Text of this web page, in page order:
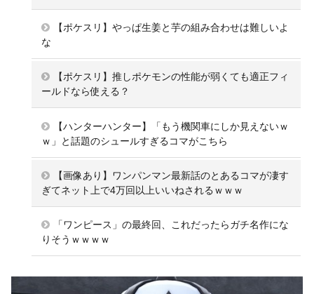
【ポケスリ】やっぱ生姜と芋の組み合わせは難しいよ
な
【ポケスリ】推しポケモンの性能が弱くても適正フィ
ールドなら使える？
【ハンターハンター】「もう機関車にしか見えないｗ
ｗ」と話題のシュールすぎるコマがこちら
【画像あり】ワンパンマン最新話のとあるコマが凄す
ぎてネット上で4万回以上いいねされるｗｗｗ
「ワンピース」の最終回、これだったらガチ名作にな
りそうｗｗｗｗ